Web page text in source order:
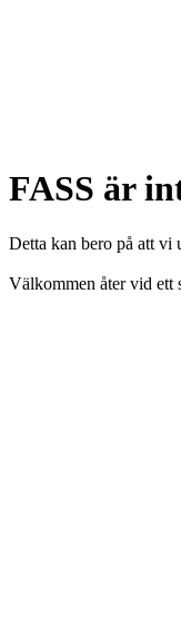
FASS är
Detta kan bero på att vi
Välkommen åter vid ett